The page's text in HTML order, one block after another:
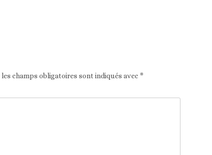
les champs obligatoires sont indiqués avec*